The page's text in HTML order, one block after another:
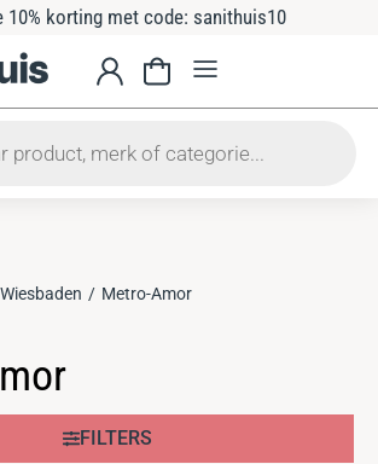
10% korting met code: sanithuis10
Wiesbaden Metro-Amor
FILTERS